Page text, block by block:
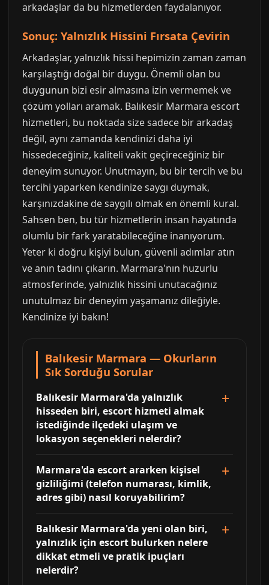
arkadaşlar da bu hizmetlerden faydalanıyor.
Sonuç: Yalnızlık Hissini Fırsata Çevirin
Arkadaşlar, yalnızlık hissi hepimizin zaman zaman
karşılaştığı doğal bir duygu. Önemli olan bu
duygunun bizi esir almasına izin vermemek ve
çözüm yolları aramak. Balıkesir Marmara escort
hizmetleri, bu noktada size sadece bir arkadaş
değil, aynı zamanda kendinizi daha iyi
hissedeceğiniz, kaliteli vakit geçireceğiniz bir
deneyim sunuyor. Unutmayın, bu bir tercih ve bu
tercihi yaparken kendinize saygı duymak,
karşınızdakine de saygılı olmak en önemli kural.
Sahsen ben, bu tür hizmetlerin insan hayatında
olumlu bir fark yaratabileceğine inanıyorum.
Yeter ki doğru kişiyi bulun, güvenli adımlar atın
ve anın tadını çıkarın. Marmara'nın huzurlu
atmosferinde, yalnızlık hissini unutacağınız
unutulmaz bir deneyim yaşamanız dileğiyle.
Kendinize iyi bakın!
Balıkesir Marmara — Okurların
Sık Sorduğu Sorular
Balıkesir Marmara'da yalnızlık
hisseden biri, escort hizmeti almak
istediğinde ilçedeki ulaşım ve
lokasyon seçenekleri nelerdir?
Marmara'da escort ararken kişisel
gizliliğimi (telefon numarası, kimlik,
adres gibi) nasıl koruyabilirim?
Balıkesir Marmara'da yeni olan biri,
yalnızlık için escort bulurken nelere
dikkat etmeli ve pratik ipuçları
nelerdir?